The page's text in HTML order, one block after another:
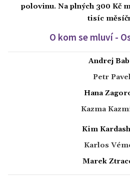
polovinu. Na plných 300 Kč
tisíc
O kom se mluví -
Andrej
Petr
Hana
Kazma
Kim
Karlos
Marek